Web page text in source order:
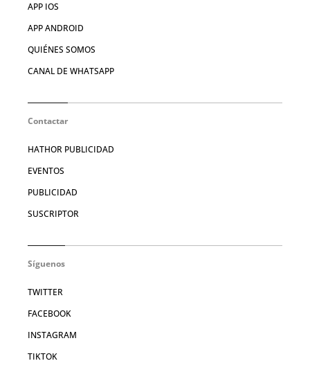
APP IOS
APP ANDROID
QUIÉNES SOMOS
CANAL DE WHATSAPP
Contactar
HATHOR PUBLICIDAD
EVENTOS
PUBLICIDAD
SUSCRIPTOR
Síguenos
TWITTER
FACEBOOK
INSTAGRAM
TIKTOK